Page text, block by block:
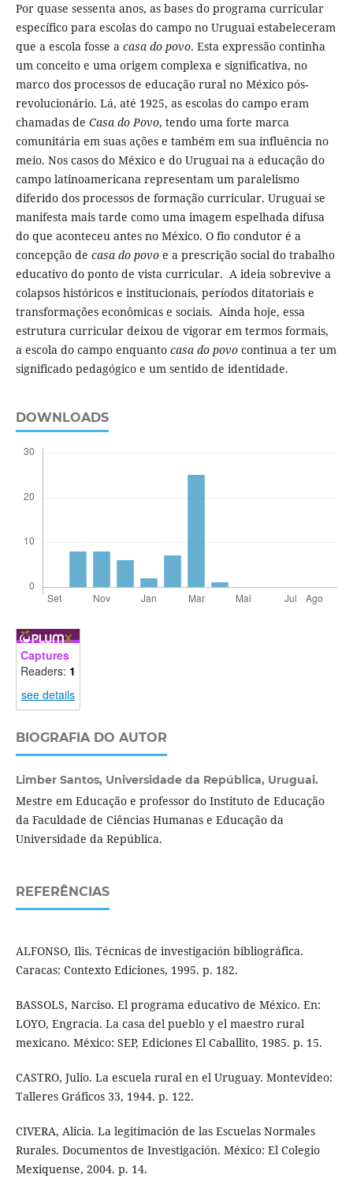
Por quase sessenta anos, as bases do programa curricular
específico para escolas do campo no Uruguai estabeleceram
que a escola fosse a casa do povo. Esta expressão continha
um conceito e uma origem complexa e significativa, no
marco dos processos de educação rural no México pós-
revolucionário. Lá, até 1925, as escolas do campo eram
chamadas de Casa do Povo, tendo uma forte marca
comunitária em suas ações e também em sua influência no
meio. Nos casos do México e do Uruguai na a educação do
campo latinoamericana representam um paralelismo
diferido dos processos de formação curricular. Uruguai se
manifesta mais tarde como uma imagem espelhada difusa
do que aconteceu antes no México. O fio condutor é a
concepção de casa do povoe a prescrição social do trabalho
educativo do ponto de vista curricular. A ideia sobrevive a
colapsos históricos e institucionais, períodos ditatoriais e
transformações econômicas e sociais. Ainda hoje, essa
estrutura curricular deixou de vigorar em termos formais,
a escola do campo enquanto casa do povocontinua a ter um
significado pedagógico e um sentido de identidade.
DOWNLOADS
Captures
Readers: 1
see details
BIOGRAFIA DO AUTOR
Limber Santos, Universidade da República, Uruguai.
Mestre em Educação e professor do Instituto de Educação
da Faculdade de Ciências Humanas e Educação da
Universidade da República.
REFERÊNCIAS
ALFONSO, Ilis. Técnicas de investigación bibliográfica.
Caracas: Contexto Ediciones, 1995. p. 182.
BASSOLS, Narciso. El programa educativo de México. En:
LOYO, Engracia. La casa del pueblo y el maestro rural
mexicano. México: SEP, Ediciones El Caballito, 1985. p. 15.
CASTRO, Julio. La escuela rural en el Uruguay. Montevideo:
Talleres Gráficos 33, 1944. p. 122.
CIVERA, Alicia. La legitimación de las Escuelas Normales
Rurales. Documentos de Investigación. México: El Colegio
Mexiquense, 2004. p. 14.